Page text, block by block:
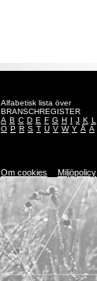
Alfabetisk lista över
BRANSCHREGISTER
A B C D E F G H I J K L
O P R S T U V W Y Å Ä
Om cookies Miljöpolicy